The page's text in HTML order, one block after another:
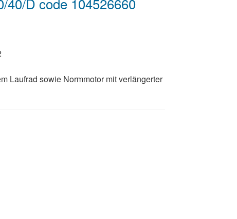
Laufrad sowie Normmotor mit verlängerter